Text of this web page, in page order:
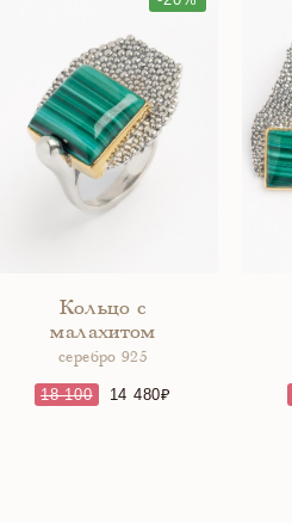
Кольцо с
малахитом
серебро 925
18 100 14 480